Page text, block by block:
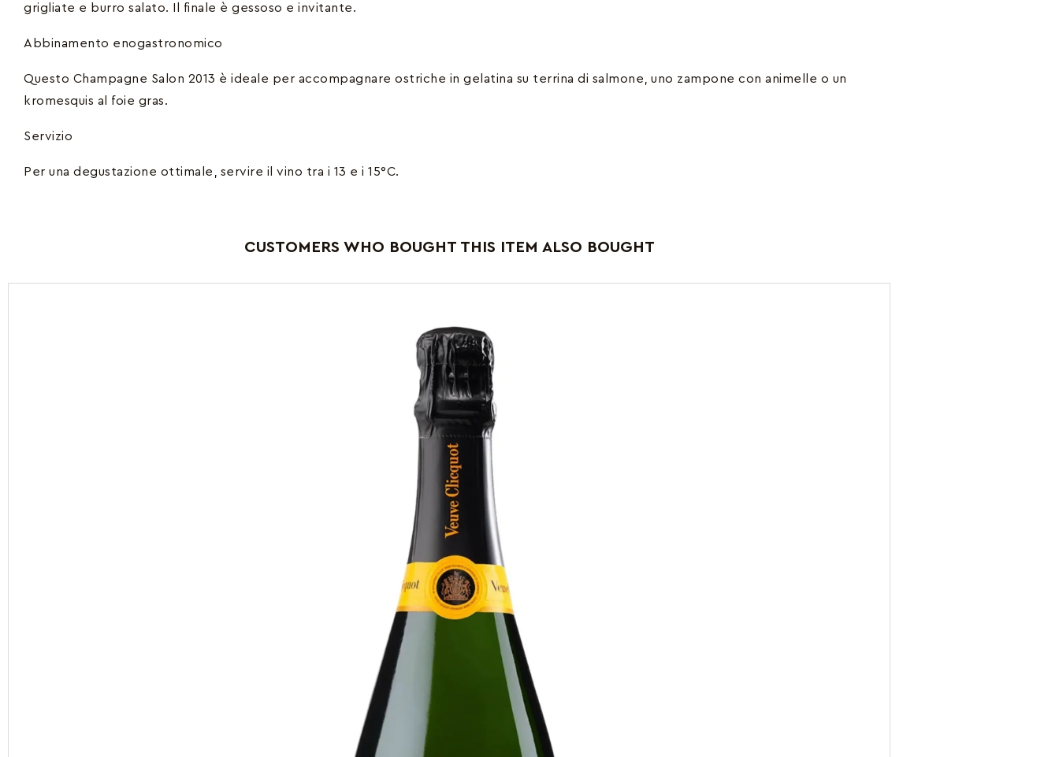
grigliate e burro salato. Il finale è gessoso e invitante.
Abbinamento enogastronomico
Questo Champagne Salon 2013 è ideale per accompagnare ostriche in gelatina su terrina di salmone, uno zampone con animelle o un
kromesquis al foie gras.
Servizio
Per una degustazione ottimale, servire il vino tra i 13 e i 15°C.
CUSTOMERS WHO BOUGHT THIS ITEM ALSO BOUGHT